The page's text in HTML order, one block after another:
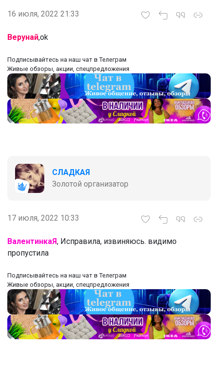
16 июля, 2022 21:33
Верунай,ok
‌Подписывайтесь на наш чат в Телеграм
‌Живые обзоры, акции, спецпредложения
СЛАДКАЯ
Золотой организатор
17 июля, 2022 10:33
ВалентинкаЯ, Исправила, извиняюсь. видимо
пропустила
‌Подписывайтесь на наш чат в Телеграм
‌Живые обзоры, акции, спецпредложения